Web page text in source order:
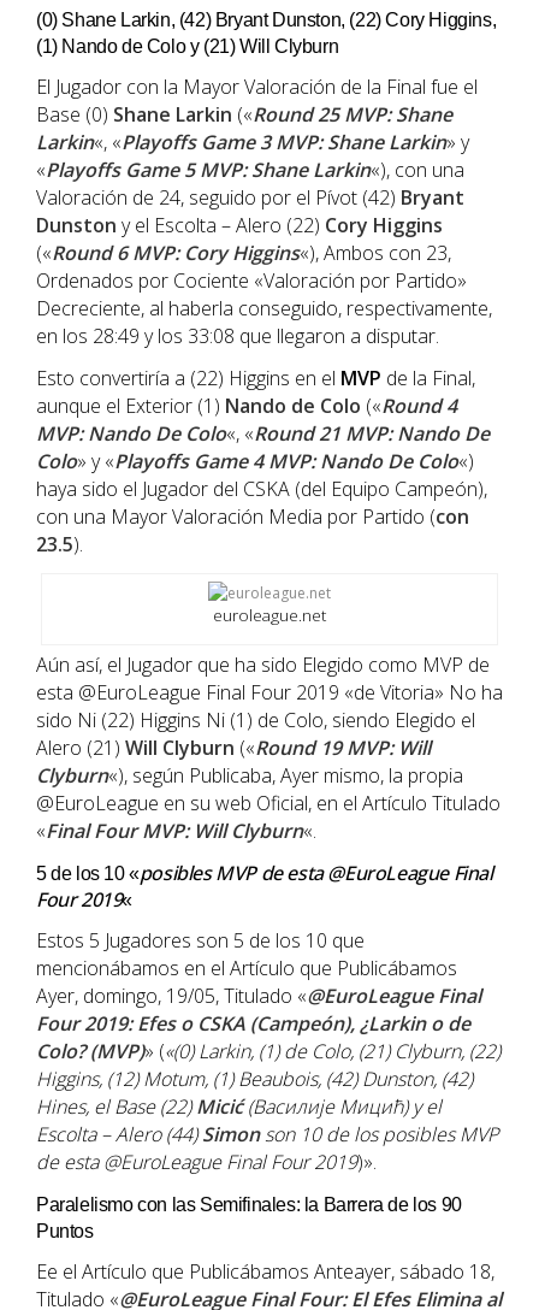
(0) Shane Larkin, (42) Bryant Dunston, (22) Cory Higgins,
(1) Nando de Colo y (21) Will Clyburn
El Jugador con la Mayor Valoración de la Final fue el
Base (0) Shane Larkin («Round 25 MVP: Shane
Larkin«, «Playoffs Game 3 MVP: Shane Larkin» y
«Playoffs Game 5 MVP: Shane Larkin«), con una
Valoración de 24, seguido por el Pívot (42) Bryant
Dunston y el Escolta – Alero (22) Cory Higgins
(«Round 6 MVP: Cory Higgins«), Ambos con 23,
Ordenados por Cociente «Valoración por Partido»
Decreciente, al haberla conseguido, respectivamente,
en los 28:49 y los 33:08 que llegaron a disputar.
Esto convertiría a (22) Higgins en el MVP de la Final,
aunque el Exterior (1) Nando de Colo («Round 4
MVP: Nando De Colo«, «Round 21 MVP: Nando De
Colo» y «Playoffs Game 4 MVP: Nando De Colo«)
haya sido el Jugador del CSKA (del Equipo Campeón),
con una Mayor Valoración Media por Partido (con
23.5).
euroleague.net
Aún así, el Jugador que ha sido Elegido como MVP de
esta @EuroLeague Final Four 2019 «de Vitoria» No ha
sido Ni (22) Higgins Ni (1) de Colo, siendo Elegido el
Alero (21) Will Clyburn («Round 19 MVP: Will
Clyburn«), según Publicaba, Ayer mismo, la propia
@EuroLeague en su web Oficial, en el Artículo Titulado
«Final Four MVP: Will Clyburn«.
5 de los 10 «posibles MVP de esta @EuroLeague Final
Four 2019«
Estos 5 Jugadores son 5 de los 10 que
mencionábamos en el Artículo que Publicábamos
Ayer, domingo, 19/05, Titulado «@EuroLeague Final
Four 2019: Efes o CSKA (Campeón), ¿Larkin o de
Colo? (MVP)» («(0)Larkin, (1)de Colo, (21)Clyburn, (22)
Higgins, (12)Motum, (1)Beaubois, (42)Dunston, (42)
Hines, el Base (22)Micić(Василије Мицић) y el
Escolta – Alero (44)Simonson 10 de los posibles MVP
de esta@EuroLeagueFinal Four 2019)».
Paralelismo con las Semifinales: la Barrera de los 90
Puntos
Ee el Artículo que Publicábamos Anteayer, sábado 18,
Titulado «@EuroLeague Final Four: El Efes Elimina al